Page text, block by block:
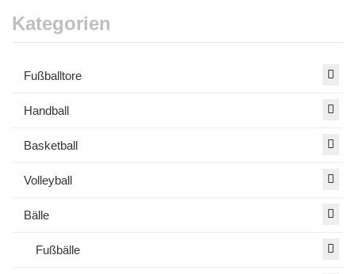
Kategorien
Fußballtore
Handball
Basketball
Volleyball
Bälle
Fußbälle